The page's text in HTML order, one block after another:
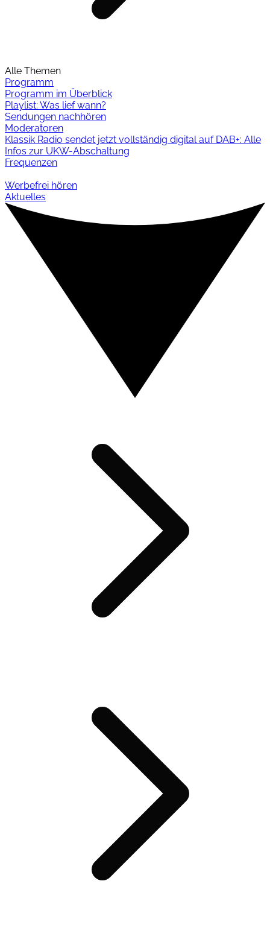
Alle Themen
Programm
Programm im Überblick
Playlist: Was lief wann?
Sendungen nachhören
Moderatoren
Klassik Radio sendet jetzt vollständig digital auf DAB+: Alle
Infos zur UKW-Abschaltung
Frequenzen
Werbefrei hören
Aktuelles